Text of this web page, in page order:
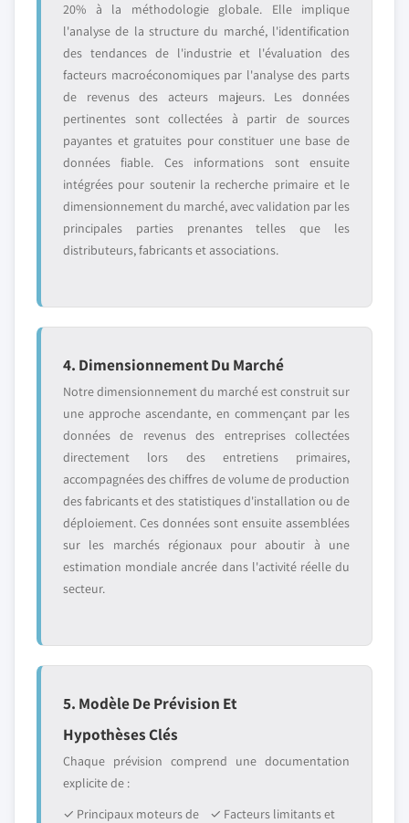
20% à la méthodologie globale. Elle implique
l'analyse de la structure du marché, l'identification
des tendances de l'industrie et l'évaluation des
facteurs macroéconomiques par l'analyse des parts
de revenus des acteurs majeurs. Les données
pertinentes sont collectées à partir de sources
payantes et gratuites pour constituer une base de
données fiable. Ces informations sont ensuite
intégrées pour soutenir la recherche primaire et le
dimensionnement du marché, avec validation par les
principales parties prenantes telles que les
distributeurs, fabricants et associations.
4. Dimensionnement Du Marché
Notre dimensionnement du marché est construit sur
une approche ascendante, en commençant par les
données de revenus des entreprises collectées
directement lors des entretiens primaires,
accompagnées des chiffres de volume de production
des fabricants et des statistiques d'installation ou de
déploiement. Ces données sont ensuite assemblées
sur les marchés régionaux pour aboutir à une
estimation mondiale ancrée dans l'activité réelle du
secteur.
5. Modèle De Prévision Et
Hypothèses Clés
Chaque prévision comprend une documentation
explicite de :
✓ Principaux moteurs de
✓ Facteurs limitants et